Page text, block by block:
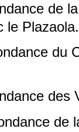
de
le Plazaola.
du
des
de